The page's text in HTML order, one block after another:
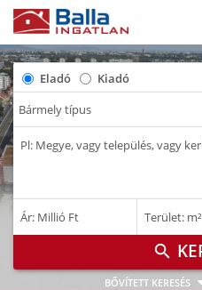
Eladó Kiadó
–
Ár: Millió Ft –
Terület: m²
search
BŐVÍTETT KERESÉS